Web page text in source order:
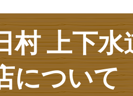
村 上下水
について